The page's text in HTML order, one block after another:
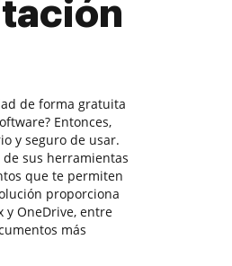
de forma gratuita
Entonces,
y seguro de usar.
sus herramientas
que te permiten
proporciona
y OneDrive, entre
más